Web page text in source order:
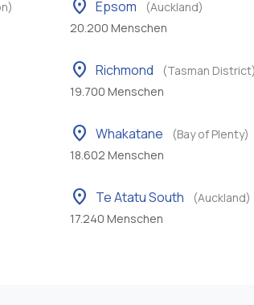
location_on Epsom
(Auckland)
20.200 Menschen
location_on Richmond
(Tasman District)
19.700 Menschen
location_on Whakatane
(Bay of Plenty)
18.602 Menschen
location_on Te Atatu South
(Auckland)
17.240 Menschen